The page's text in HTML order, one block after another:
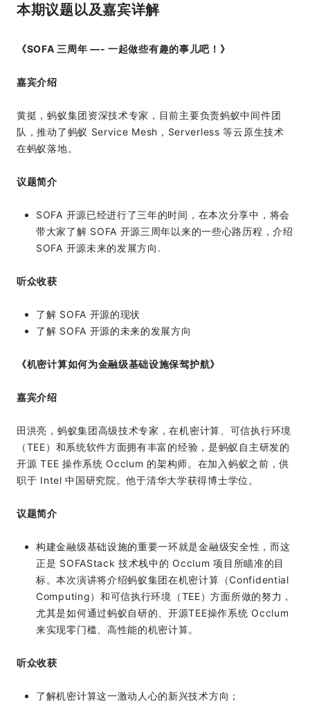
本期议题以及嘉宾详解
《SOFA 三周年 —- 一起做些有趣的事儿吧！》
嘉宾介绍
黄挺，蚂蚁集团资深技术专家，目前主要负责蚂蚁中间件团
队，推动了蚂蚁 Service Mesh，Serverless 等云原生技术
在蚂蚁落地。
议题简介
SOFA 开源已经进行了三年的时间，在本次分享中，将会
带大家了解 SOFA 开源三周年以来的一些心路历程，介绍
SOFA 开源未来的发展方向.
听众收获
了解 SOFA 开源的现状
了解 SOFA 开源的未来的发展方向
《机密计算如何为金融级基础设施保驾护航》
嘉宾介绍
田洪亮，蚂蚁集团高级技术专家，在机密计算、可信执行环境
（TEE）和系统软件方面拥有丰富的经验，是蚂蚁自主研发的
开源 TEE 操作系统 Occlum 的架构师。在加入蚂蚁之前，供
职于 Intel 中国研究院。他于清华大学获得博士学位。
议题简介
构建金融级基础设施的重要一环就是金融级安全性，而这
正是 SOFAStack 技术栈中的 Occlum 项目所瞄准的目
标。本次演讲将介绍蚂蚁集团在机密计算（Confidential
Computing）和可信执行环境（TEE）方面所做的努力，
尤其是如何通过蚂蚁自研的、开源TEE操作系统 Occlum
来实现零门槛、高性能的机密计算。
听众收获
了解机密计算这一激动人心的新兴技术方向；